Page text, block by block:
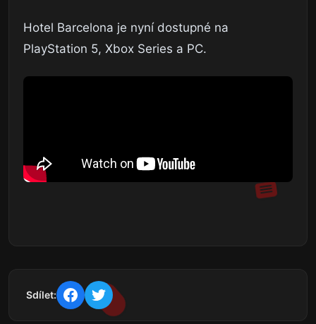
Hotel Barcelona je nyní dostupné na
PlayStation 5, Xbox Series a PC.
Sdílet: